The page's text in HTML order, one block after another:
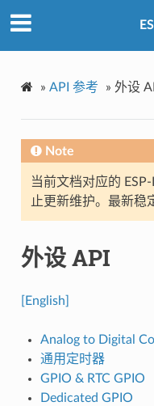
» API 参考 » 外设
Note
当前文档对应的
止更新维护。最新稳
外设 API
[English]
Analog to Digital
通用定时器
GPIO & RTC GPIO
Dedicated GPIO